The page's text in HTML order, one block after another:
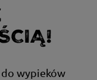
wypieków